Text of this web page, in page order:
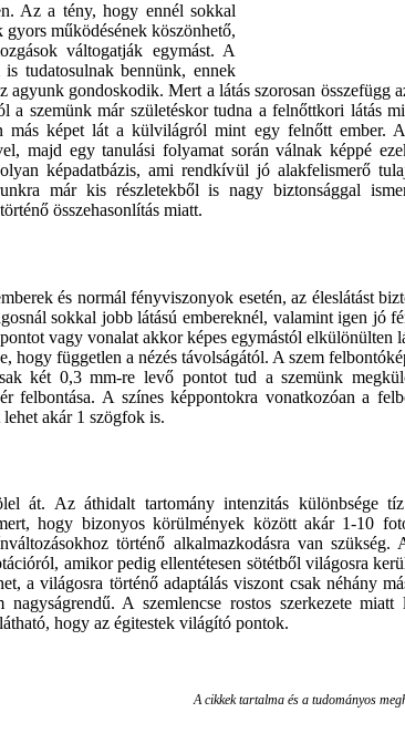
Az a tény, hogy ennél sokkal
működésének köszönhető,
váltogatják egymást. A
tudatosulnak bennünk, ennek
gondoskodik. Mert a látás szorosan összefügg
a szemünk már születéskor tudna a felnőttkori látás
más képet lát a külvilágról mint egy felnőtt ember. A
majd egy tanulási folyamat során válnak képpé
képadatbázis, ami rendkívül jó alakfelismerő
már kis részletekből is nagy biztonsággal
összehasonlítás miatt.
és normál fényviszonyok esetén, az éleslátást
sokkal jobb látású embereknél, valamint igen jó
vagy vonalat akkor képes egymástól
hogy független a nézés távolságától. A szem
két 0,3 mm-re levő pontot tud a szemünk
felbontása. A színes képpontokra vonatkozóan a
akár 1 szögfok is.
át. Az áthidalt tartomány intenzitás különbsége
hogy bizonyos körülmények között akár 1-10
történő alkalmazkodásra van
amikor pedig ellentétesen sötétből világosra
a világosra történő adaptálás viszont csak néhány
A szemlencse rostos szerkezete
hogy az égitestek világító pontok.
A cikkek tartalma és a tudományos